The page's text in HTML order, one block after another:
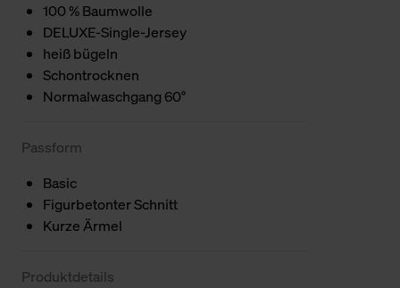
100 % Baumwolle
DELUXE-Single-Jersey
heiß bügeln
Schontrocknen
Normalwaschgang 60°
Passform
Basic
Figurbetonter Schnitt
Kurze Ärmel
Produktdetails